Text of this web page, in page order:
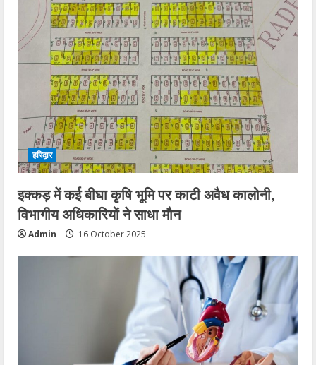
हरिद्वार
इक्कड़ में कई बीघा कृषि भूमि पर काटी अवैध कालोनी,
विभागीय अधिकारियों ने साधा मौन
Admin 16 October 2025